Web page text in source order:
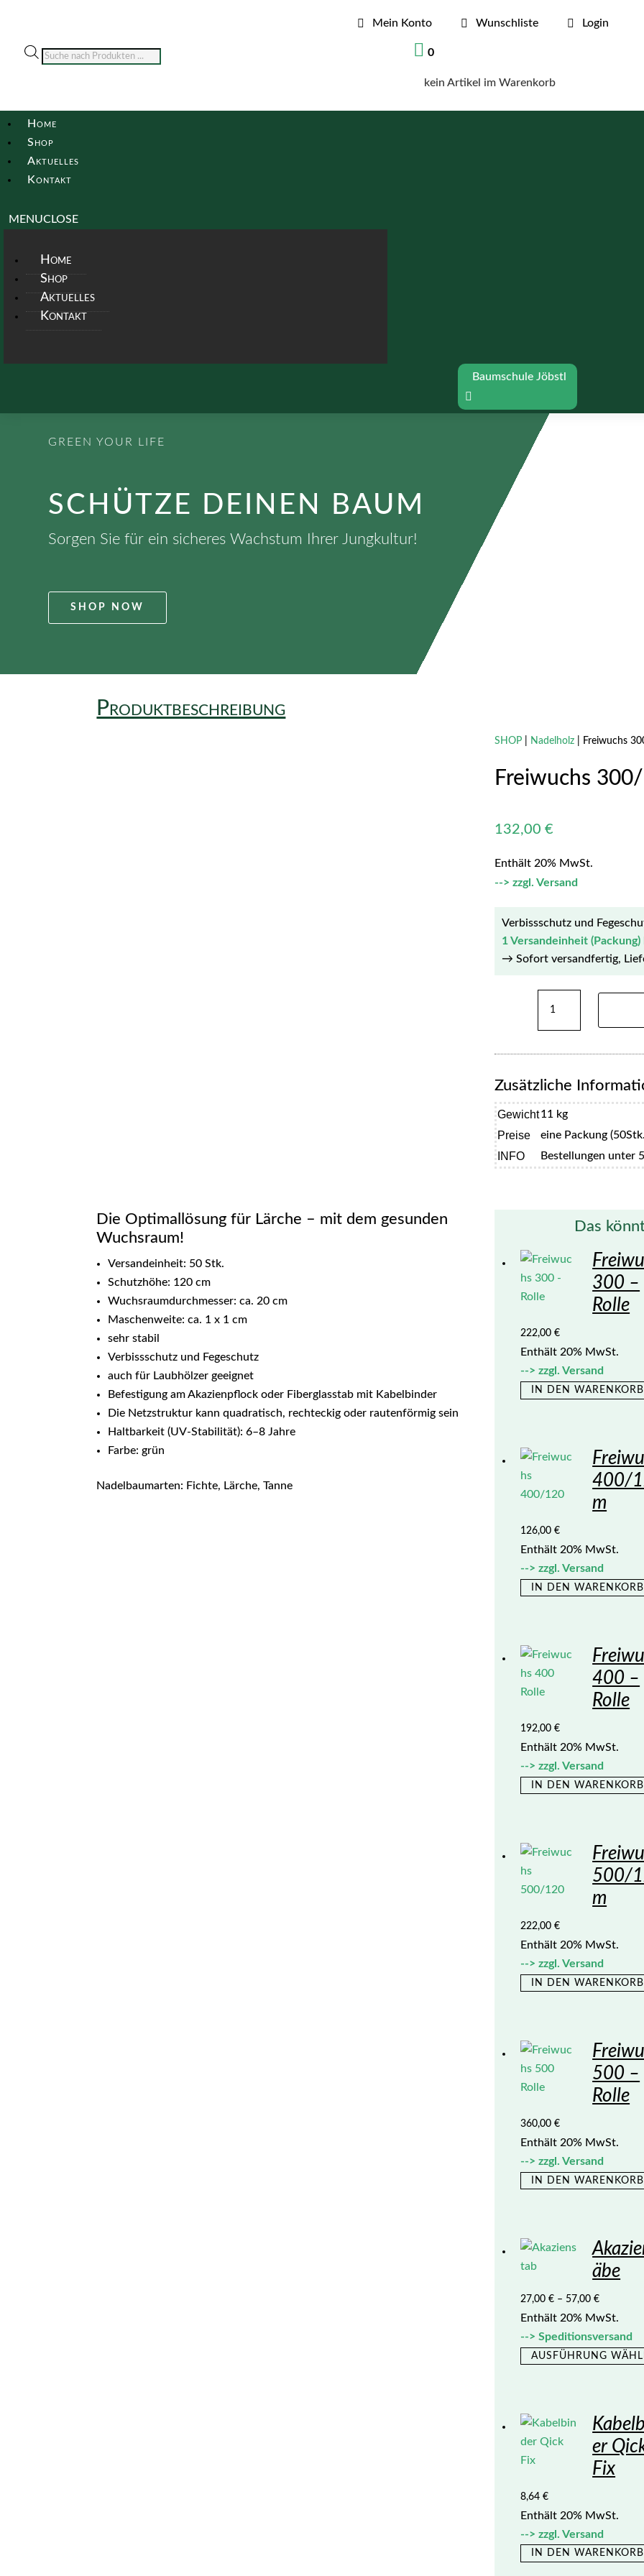
Products
 Mein Konto  Wunschliste  Login
 0
kein Artikel im Warenkorb
Home
Shop
Aktuelles
Kontakt
MENUCLOSE
Home
Shop
Aktuelles
Kontakt
Baumschule Jöbstl
GREEN YOUR LIFE
SCHÜTZE DEINEN BAUM
Sorgen Sie für ein sicheres Wachstum Ihrer Jungkultur!
SHOP NOW
Produktbeschreibung
SHOP Nadelholz | Freiwuchs
Freiwuchs
132,00€
Enthält 20% MwSt.
zzgl.Versand
Verbissschutz und
1 Versandeinheit
→ Sofort versandfertig,
Zusätzliche
Gewicht11 kg
Preise eine Packung
INFO Bestellungen unter
Die Optimallösung für Lärche – mit dem gesunden
Wuchsraum!
Versandeinheit: 50 Stk.
Schutzhöhe: 120 cm
Wuchsraumdurchmesser: ca. 20 cm
Maschenweite: ca. 1 x 1 cm
sehr stabil
Verbissschutz und Fegeschutz
auch für Laubhölzer geeignet
Befestigung am Akazienpflock oder Fiberglasstab mit Kabelbinder
Die Netzstruktur kann quadratisch, rechteckig oder rautenförmig sein
Haltbarkeit (UV-Stabilität): 6–8 Jahre
Farbe: grün
Nadelbaumarten: Fichte, Lärche, Tanne
Das
300 –
Rolle
222,00€
Enthält 20% MwSt.
zzgl.Versand
IN DEN WARENKORB
400/
m
126,00€
Enthält 20% MwSt.
zzgl.Versand
IN DEN WARENKORB
400 –
Rolle
192,00€
Enthält 20% MwSt.
zzgl.Versand
IN DEN WARENKORB
500/
m
222,00€
Enthält 20% MwSt.
zzgl.Versand
IN DEN WARENKORB
500 –
Rolle
360,00€
Enthält 20% MwSt.
zzgl.Versand
IN DEN WARENKORB
äbe
27,00€ – 57,00€
Enthält 20% MwSt.
Speditionsversand
AUSFÜHRUNG
er
Fix
8,64€
Enthält 20% MwSt.
zzgl.Versand
IN DEN WARENKORB